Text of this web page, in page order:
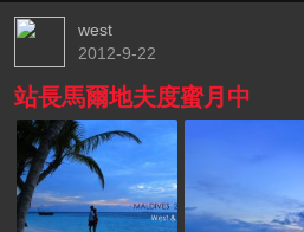
west
2012-9-22
站長馬爾地夫度蜜月中